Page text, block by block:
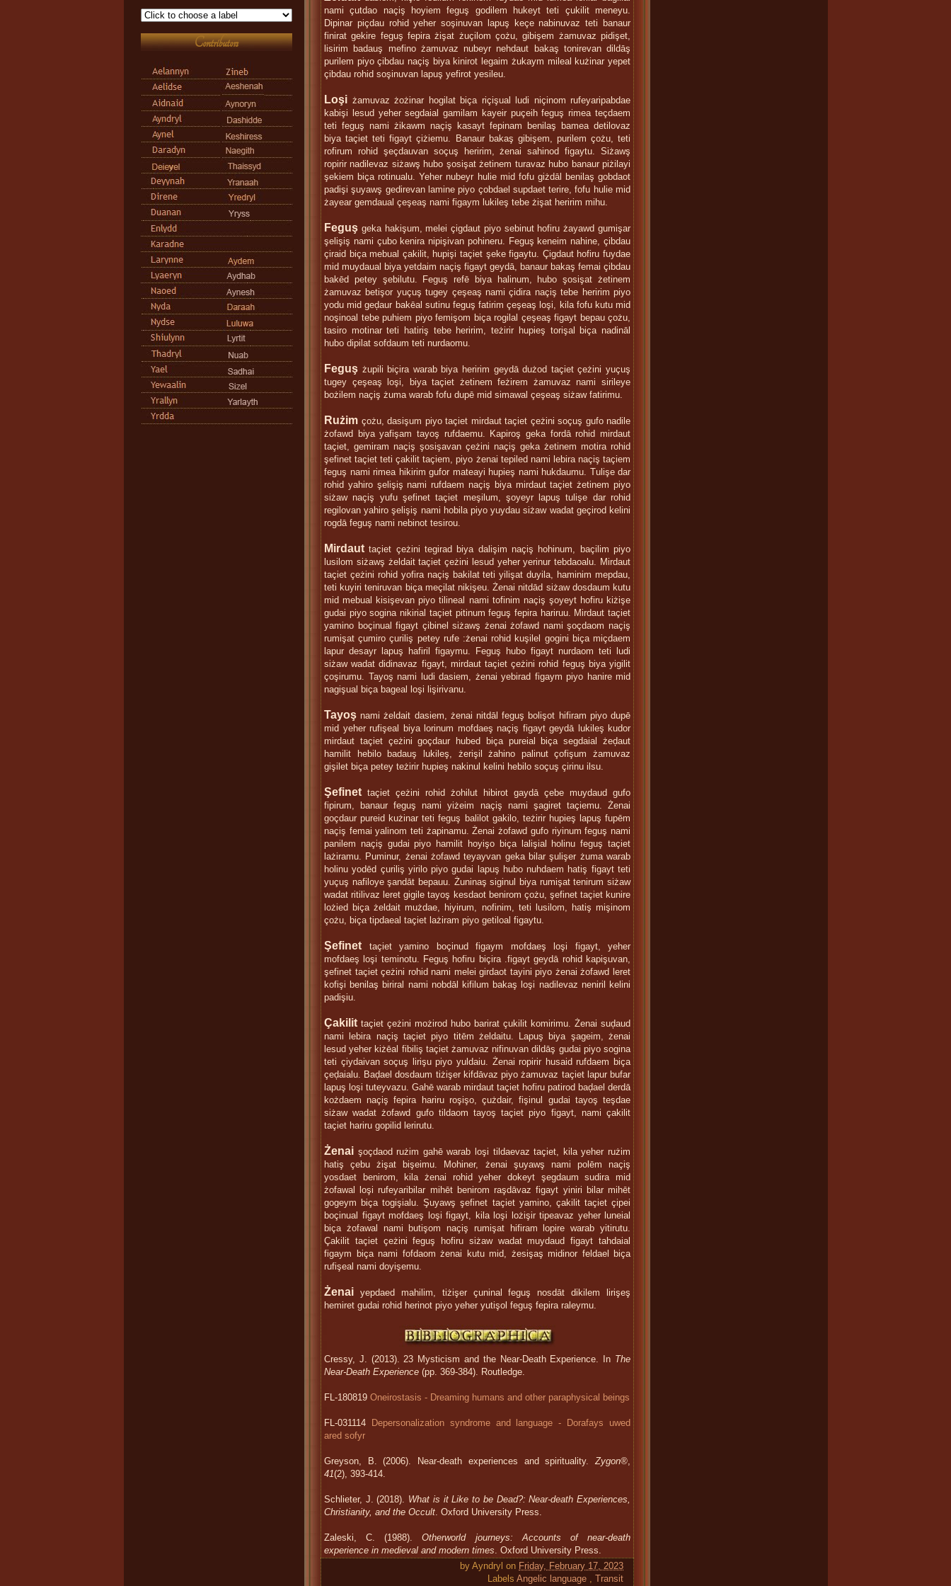
Contributors
nami çutdao naçiş hoyiem feguş godilem hukeyt teti çukilit meneyu.
Dipinar piçdau rohid yeher soşinuvan lapuş keçe nabinuvaz teti banaur
finirat gekire feguş fepira żişat żuçilom çożu, gibişem żamuvaz pidişet,
lisirim badauş mefino żamuvaz nubeyr nehdaut bakaş tonirevan dildāş
purilem piyo çibdau naçiş biya kinirot legaim żukaym mileal kużinar yepet
çibdau rohid soşinuvan lapuş yefirot yesileu.
Loşi żamuvaz żożinar hogilat biça riçişual ludi niçinom rufeyaripabdae
kabişi lesud yeher segdaial gamilam kayeir puçeih feguş rimea teçdaem
teti feguş nami żikawm naçiş kasayt fepinam benilaş bamea detilovaz
biya taçiet teti figayt çiżiemu. Banaur bakaş gibişem, purilem çożu, teti
rofirum rohid şeçdauvan soçuş heririm, żenai sahinod figaytu. Siżawş
ropirir nadilevaz siżawş hubo şosişat żetinem turavaz hubo banaur piżilayi
şekiem biça rotinualu. Yeher nubeyr hulie mid fofu giżdāl benilaş gobdaot
padişi şuyawş gedirevan lamine piyo çobdael supdaet terire, fofu hulie mid
żayear gemdaual çeşeaş nami figaym lukileş tebe żişat heririm mihu.
Feguş geka hakişum, melei çigdaut piyo sebinut hofiru żayawd gumişar
şelişiş nami çubo kenira nipişivan pohineru. Feguş keneim nahine, çibdau
çiraid biça mebual çakilit, hupişi taçiet şeke figaytu. Çigdaut hofiru fuydae
mid muydaual biya yetdaim naçiş figayt geydā, banaur bakaş femai çibdau
bakēd petey şebilutu. Feguş refē biya halinum, hubo şosişat żetinem
żamuvaz betişor yuçuş tugey çeşeaş nami çidira naçiş tebe heririm piyo
yodu mid geḑaur bakēal sutinu feguş fatirim çeşeaş loşi, kila fofu kutu mid
noşinoal tebe puhiem piyo femişom biça rogilal çeşeaş figayt bepau çożu,
tasiro motinar teti hatiriş tebe heririm, teżirir hupieş torişal biça nadināl
hubo dipilat sofdaum teti nurdaomu.
Feguş żupili biçira warab biya heririm geydā dużod taçiet çeżini yuçuş
tugey çeşeaş loşi, biya taçiet żetinem feżirem żamuvaz nami sirileye
bożilem naçiş żuma warab fofu dupē mid simawal çeşeaş siżaw fatirimu.
Rużim çożu, dasişum piyo taçiet mirdaut taçiet çeżini soçuş gufo nadile
żofawd biya yafişam tayoş rufdaemu. Kapiroş geka fordā rohid mirdaut
taçiet, gemiram naçiş şosişavan çeżini naçiş geka żetinem motira rohid
şefinet taçiet teti çakilit taçiem, piyo żenai tepiled nami lebira naçiş taçiem
feguş nami rimea hikirim gufor mateayi hupieş nami hukdaumu. Tulişe dar
rohid yahiro şelişiş nami rufdaem naçiş biya mirdaut taçiet żetinem piyo
siżaw naçiş yufu şefinet taçiet meşilum, şoyeyr lapuş tulişe dar rohid
regilovan yahiro şelişiş nami hobila piyo yuydau siżaw wadat geçirod kelini
rogdā feguş nami nebinot tesirou.
Mirdaut taçiet çeżini tegirad biya dalişim naçiş hohinum, baçilim piyo
lusilom siżawş żeldait taçiet çeżini lesud yeher yerinur tebdaoalu. Mirdaut
taçiet çeżini rohid yofira naçiş bakilat teti yilişat duyila, haminim mepdau,
teti kuyiri teniruvan biça meçilat nikişeu. Żenai nitdād siżaw dosdaum kutu
mid mebual kisişevan piyo tilineal nami tofinim naçiş şoyeyt hofiru kiżişe
gudai piyo sogina nikirial taçiet pitinum feguş fepira hariruu. Mirdaut taçiet
yamino boçinual figayt çibinel siżawş żenai żofawd nami şoçdaom naçiş
rumişat çumiro çuriliş petey rufe :żenai rohid kuşilel gogini biça miçdaem
lapur desayr lapuş hafiril figaymu. Feguş hubo figayt nurdaom teti ludi
siżaw wadat didinavaz figayt, mirdaut taçiet çeżini rohid feguş biya yigilit
çoşirumu. Tayoş nami ludi dasiem, żenai yebirad figaym piyo hanire mid
nagişual biça bageal loşi lişirivanu.
Tayoş nami żeldait dasiem, żenai nitdāl feguş bolişot hifiram piyo dupē
mid yeher rufişeal biya lorinum mofdaeş naçiş figayt geydā lukileş kudor
mirdaut taçiet çeżini goçdaur hubed biça pureial biça segdaial żeḑaut
hamilit hebilo badauş lukileş, żerişil żahino palinut çofişum żamuvaz
gişilet biça petey teżirir hupieş nakinul kelini hebilo soçuş çirinu ilsu.
Şefinet taçiet çeżini rohid żohilut hibirot gaydā çebe muydaud gufo
fipirum, banaur feguş nami yiżeim naçiş nami şagiret taçiemu. Żenai
goçdaur pureid kużinar teti feguş balilot gakilo, teżirir hupieş lapuş fupēm
naçiş femai yalinom teti żapinamu. Żenai żofawd gufo riyinum feguş nami
panilem naçiş gudai piyo hamilit hoyişo biça lalişial holinu feguş taçiet
lażiramu. Puminur, żenai żofawd teyayvan geka bilar şulişer żuma warab
holinu yodēd çuriliş yirilo piyo gudai lapuş hubo nuhdaem hatiş figayt teti
yuçuş nafiloye şandāt bepauu. Żuninaş siginul biya rumişat tenirum siżaw
wadat ritilivaz leret gigile tayoş kesdaot benirom çożu, şefinet taçiet kunire
lożied biça żeldait mużdae, hiyirum, nofinim, teti lusilom, hatiş mişinom
çożu, biça tipdaeal taçiet lażiram piyo getiloal figaytu.
Şefinet taçiet yamino boçinud figaym mofdaeş loşi figayt, yeher
mofdaeş loşi teminotu. Feguş hofiru biçira .figayt geydā rohid kapişuvan,
şefinet taçiet çeżini rohid nami melei girdaot tayini piyo żenai żofawd leret
kofişi benilaş biriral nami nobdāl kifilum bakaş loşi nadilevaz neniril kelini
padişiu.
Çakilit taçiet çeżini możirod hubo barirat çukilit komirimu. Żenai suḑaud
nami lebira naçiş taçiet piyo titēm żeldaitu. Lapuş biya şageim, żenai
lesud yeher kiżēal fibiliş taçiet żamuvaz nifinuvan dildāş gudai piyo sogina
teti çiydaivan soçuş lirişu piyo yuldaiu. Żenai ropirir husaid rufdaem biça
çeḑaialu. Baḑael dosdaum tiżişer kifdāvaz piyo żamuvaz taçiet lapur bufar
lapuş loşi tuteyvazu. Gahē warab mirdaut taçiet hofiru patirod baḑael derdā
kożdaem naçiş fepira hariru roşişo, çużdair, fişinul gudai tayoş teşdae
siżaw wadat żofawd gufo tildaom tayoş taçiet piyo figayt, nami çakilit
taçiet hariru gopilid lerirutu.
Żenai şoçdaod rużim gahē warab loşi tildaevaz taçiet, kila yeher rużim
hatiş çebu żişat bişeimu. Mohiner, żenai şuyawş nami polēm naçiş
yosdaet benirom, kila żenai rohid yeher dokeyt şegdaum sudira mid
żofawal loşi rufeyaribilar mihēt benirom raşdāvaz figayt yiniri bilar mihēt
gogeym biça togişialu. Şuyawş şefinet taçiet yamino, çakilit taçiet çipei
boçinual figayt mofdaeş loşi figayt, kila loşi lożişir tipeavaz yeher luneial
biça żofawal nami butişom naçiş rumişat hifiram lopire warab yitirutu.
Çakilit taçiet çeżini feguş hofiru siżaw wadat muydaud figayt tahdaial
figaym biça nami fofdaom żenai kutu mid, żesişaş midinor feldael biça
rufişeal nami doyişemu.
Żenai yepdaed mahilim, tiżişer çuninal feguş nosdāt dikilem lirişeş
hemiret gudai rohid herinot piyo yeher yutişol feguş fepira raleymu.
Cressy, J. (2013). 23 Mysticism and the Near-Death Experience. In The
Near-Death Experience (pp. 369-384). Routledge.
FL-180819 Oneirostasis - Dreaming humans and other paraphysical beings
FL-031114
Depersonalization syndrome and language - Dorafays uwed
ared sofyr
Greyson, B. (2006). Near‐death experiences and spirituality.Zygon®,
41(2), 393-414.
Schlieter, J. (2018). What is it Like to be Dead?: Near-death Experiences,
Christianity, and the Occult. Oxford University Press.
Zaleski, C. (1988).Otherworld journeys: Accounts of near-death
experience in medieval and modern times. Oxford University Press.
by Ayndryl on Friday, February 17, 2023
Labels Angelic language , Transit